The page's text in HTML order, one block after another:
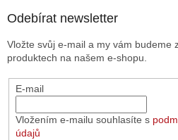
k
v
i
Odebírat newsletter
Vložte svůj e-mail a my vám budeme
produktech na našem e-shopu.
E-mail
Vložením e-mailu souhlasíte s
údajů